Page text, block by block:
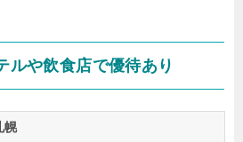
ルや飲食店で優待あり
幌